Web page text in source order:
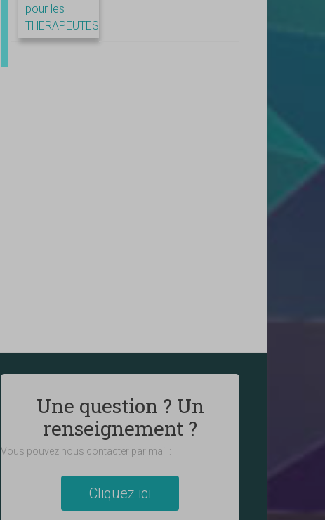
pour les
THERAPEUTES
Une question ? Un
renseignement ?
Vous pouvez nous contacter par mail :
Cliquez ici